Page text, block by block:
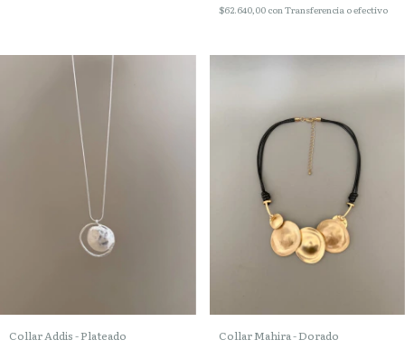
$62.640,00 con Transferencia o efectivo
Collar Addis - Plateado Collar Mahira - Dorado